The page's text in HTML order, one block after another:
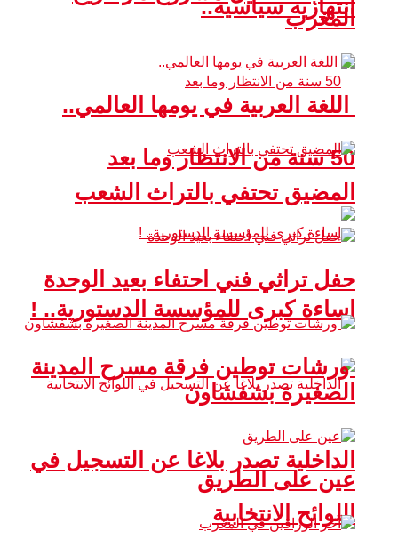
انتهازية سياسية..
50 سنة من الانتظار وما بعد
إساءة كبرى للمؤسسة الدستورية.. !
الداخلية تصدر بلاغا عن التسجيل في
اللوائح الانتخابية
المغرب
اللغة العربية في يومها العالمي..
المضيق تحتفي بالتراث الشعب
حفل تراثي فني احتفاء بعيد الوحدة
ورشات توطين فرقة مسرح المدينة
الصغيرة بشفشاون
عين على الطريق